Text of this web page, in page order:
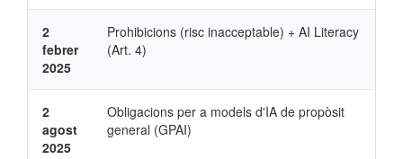
2
febrer
2025
Prohibicions (risc inacceptable) + AI Literacy
(Art. 4)
2
agost
2025
Obligacions per a models d'IA de propòsit
general (GPAI)